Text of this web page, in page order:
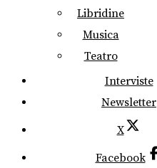
Libridine
Musica
Teatro
Interviste
Newsletter
X
Facebook